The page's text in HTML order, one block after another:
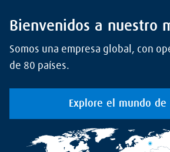
Bienvenidos a nuestro
Somos una empresa global, con
de 80 países.
Explore el mundo de